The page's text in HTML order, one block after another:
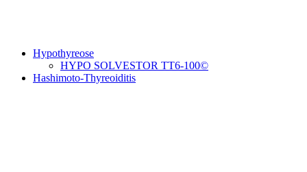
Hypothyreose
HYPO SOLVESTOR TT6-100©
Hashimoto-Thyreoiditis